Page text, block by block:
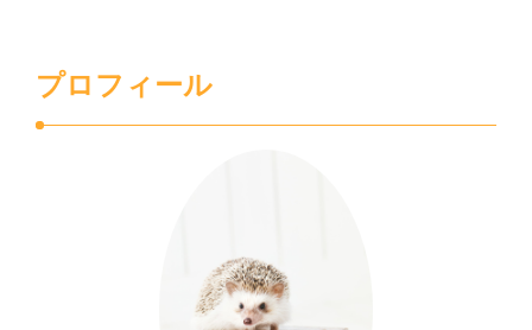
プロフィール